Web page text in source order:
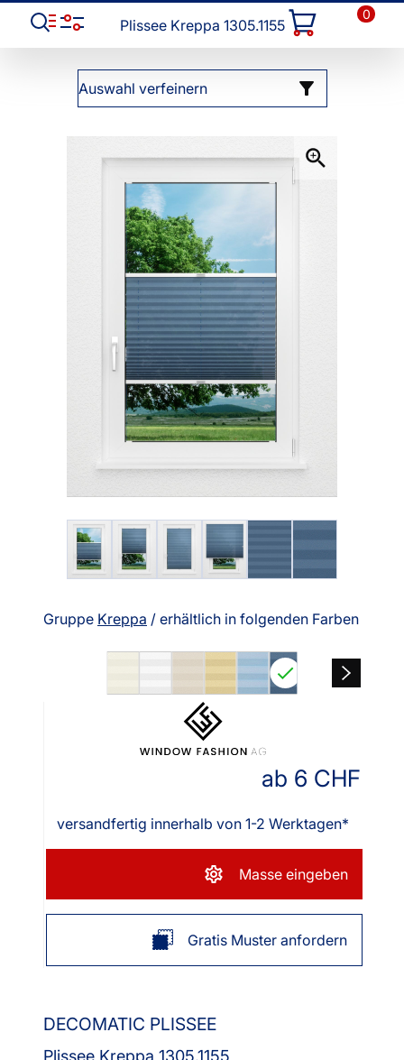
Plissee Kreppa 1305.1155
0
Auswahl verfeinern
Gruppe Kreppa / erhältlich in folgenden Farben
DECOMATIC PLISSEE
Plissee Kreppa 1305.1155
ab 6 CHF
versandfertig innerhalb von 1-2 Werktagen*
Masse eingeben
Gratis Muster anfordern